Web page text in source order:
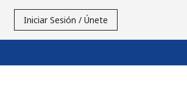
Iniciar Sesión / Únete